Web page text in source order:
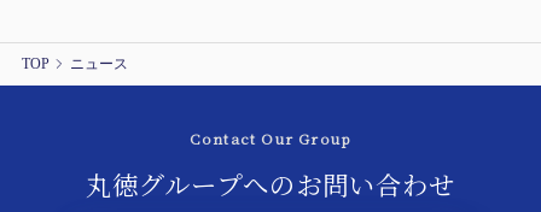
TOP ニュース
Contact Our Group
丸徳グループへのお問い合わせ